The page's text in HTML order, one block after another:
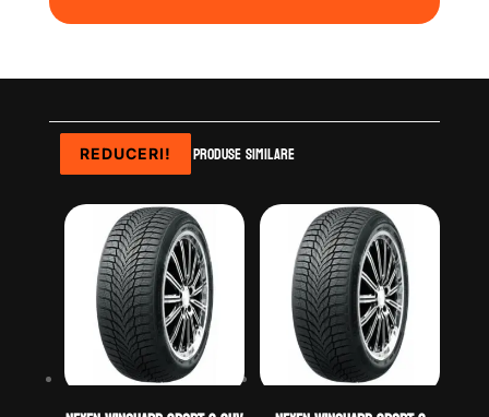
Produse similare
REDUCERI!
REDUCERI!
REDUCERI!
REDUCERI!